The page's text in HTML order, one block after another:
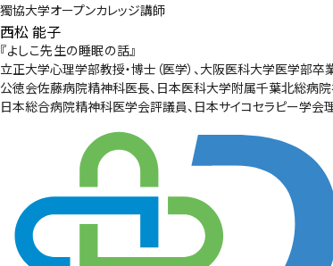
獨協大学オープンカレッジ講師
西松 能子
『よしこ先生の睡眠の話』
立正大学心理学部教授・博士（医学）、大阪医科大学医学部卒業
公徳会佐藤病院精神科医長、日本医科大学附属千葉北総病院
日本総合病院精神科医学会評議員、日本サイコセラピー学会